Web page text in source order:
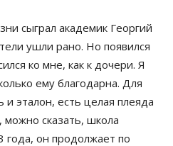
сыграл академик Георгий
ушли рано. Но появился
ко мне, как к дочери. Я
ему благодарна. Для
и эталон, есть целая плеяда
можно сказать, школа
года, он продолжает по